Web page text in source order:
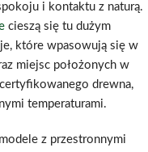
i kontaktu z naturą.
cieszą się tu dużym
które wpasowują się w
miejsc położonych w
drewna,
temperaturami.
z przestronnymi